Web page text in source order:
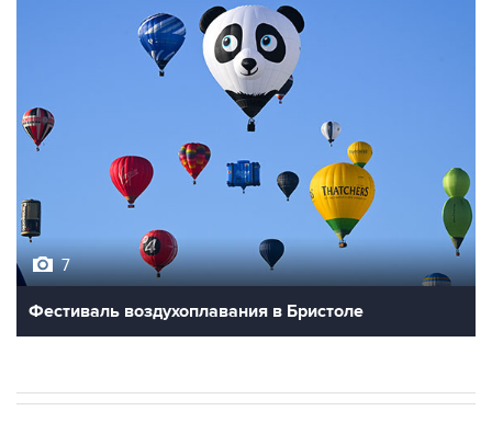
Фестиваль воздухоплавания в Бристоле